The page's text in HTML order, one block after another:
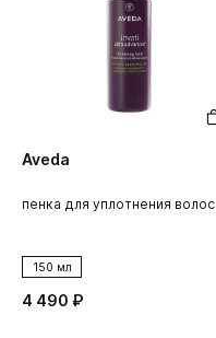
Aveda
пенка для уплотнения волос
150 мл
4 490 ₽